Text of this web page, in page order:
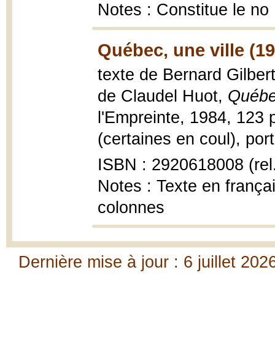
Notes : Constitue le
Québec, une ville
texte de Bernard
de Claudel Huot,
l'Empreinte, 1984,
(certaines en coul),
ISBN : 2920618008
Notes : Texte en
colonnes
Dernière mise à jour : 6 juillet